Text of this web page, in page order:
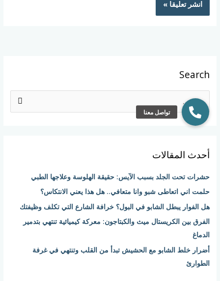
Search
ل
ث
ن
:
أحدث المقالات
حشرات تحت الجلد بسبب الآيس: حقيقة الهلوسة وعلاجها الطبي
حلمت اني اتعاطى شبو وانا متعافي.. هل هذا يعني الانتكاس؟
هل الفوار يبطل الشابو في البول؟ خرافة الشارع التي تكلف وظيفتك
الفرق بين الكريستال ميث والكبتاجون: معركة كيميائية تنتهي بتدمير
الدماغ
أضرار خلط الشابو مع الحشيش تبدأ من القلب وتنتهي في غرفة
الطوارئ